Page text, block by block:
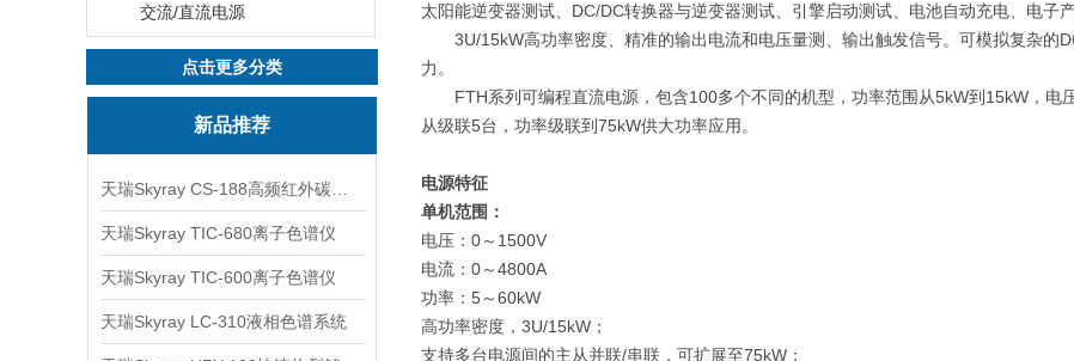
交流/直流电源
点击更多分类
新品推荐
天瑞Skyray TIC-680离子色谱仪
天瑞Skyray TIC-600离子色谱仪
天瑞Skyray LC-310液相色谱系统
太阳能逆变器测试、 DC/DC转换器与逆变器测试、引擎启动测试、电池自动充电、电子
3U/15kW高功率密度、精准的输出电流和电压量测、输出触发信号。可模拟复杂的
力。
FTH系列可编程直流电源，包含100多个不同的机型，功率范围从5kW到 15kW ，电
从级联5台，功率级联到75kW供大功率应用。
电源特征
单机范围：
电压： 0～ 1500V
电流： 0～4800A
功率： 5～60kW
高功率密度， 3U/15kW ；
支持多台电源间的主从并联/串联，可扩展至75kW ；